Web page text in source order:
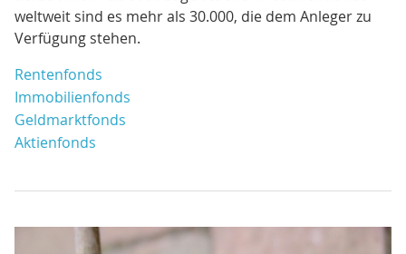
weltweit sind es mehr als 30.000, die dem Anleger zu
Verfügung stehen.
Rentenfonds
Immobilienfonds
Geldmarktfonds
Aktienfonds